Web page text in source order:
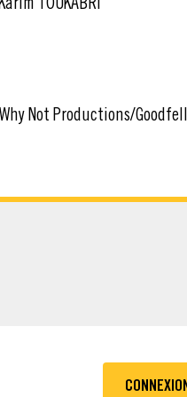
Not Productions/